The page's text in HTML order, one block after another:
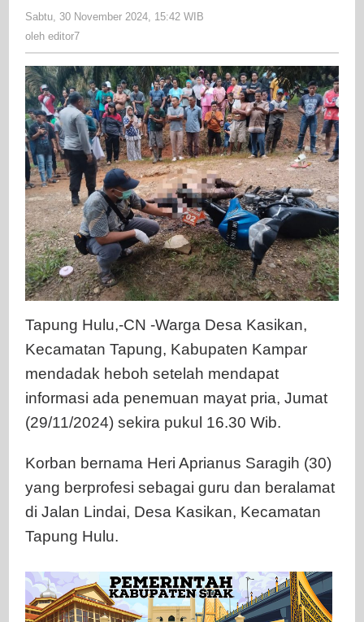
Dengan
Leher
di
Gorok
Sabtu, 30 November 2024, 15:42 WIB
oleh editor7
Tapung Hulu,-CN -Warga Desa Kasikan,
Kecamatan Tapung, Kabupaten Kampar
mendadak heboh setelah mendapat
informasi ada penemuan mayat pria, Jumat
(29/11/2024) sekira pukul 16.30 Wib.
Korban bernama Heri Aprianus Saragih (30)
yang berprofesi sebagai guru dan beralamat
di Jalan Lindai, Desa Kasikan, Kecamatan
Tapung Hulu.